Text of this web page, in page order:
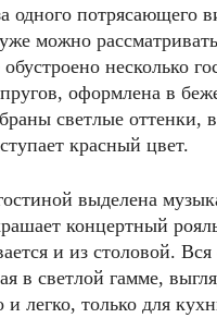
одного потрясающего
можно
несколько
оформлена в
светлые оттенки, в
красный цвет.
выделена
концертный
и из столовой. Вся
в светлой гамме,
и легко, только для